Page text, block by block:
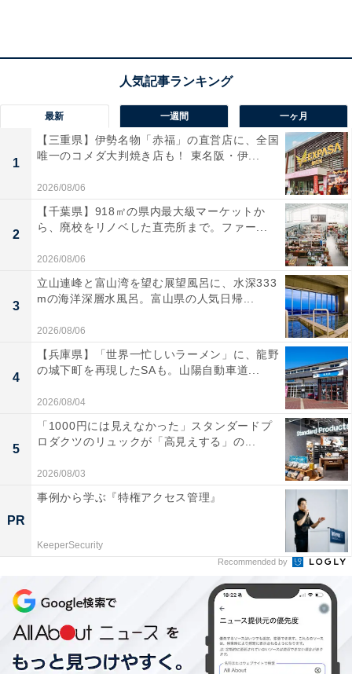
常に春夏秋冬が映し出される広場は、歩いてもOK。花の
上を歩くと、人の動きに反応して蝶が現れる仕掛けが！
山下公園で明日12/1から「胡蝶をめぐる季節〜ヨル
蜷川実花さんとヨルノヨがコラボした作品で、四季
の花々の映像の上に人の動きに反応して美しい蝶が
現れます。 #yokohama #横浜 #ヨルノヨ
— 横浜ウォッチャー (@yukaritanabe)
これは、ソニーセミコンダクタソリューションズによる
「SPAD ToF方式距離センサー」を搭載したLiDAR（＝
Light Detection And Ranging、光を用いたリモートセン
シング技術の1つ）を2台設置し、おまつり広場内の2500
最新 一週間 一ヶ月
1
【三重県】伊勢名物「赤福」の直営店に、全国
唯一のコメダ大判焼き店も！ 東名阪・伊...
2026/08/06
2
【千葉県】918㎡の県内最大級マーケットか
ら、廃校をリノベした直売所まで。ファー...
2026/08/06
3
立山連峰と富山湾を望む展望風呂に、水深333
mの海洋深層水風呂。富山県の人気日帰...
2026/08/06
4
【兵庫県】「世界一忙しいラーメン」に、龍野
の城下町を再現したSAも。山陽自動車道...
2026/08/04
5
「1000円には見えなかった」スタンダードプ
ロダクツのリュックが「高見えする」の...
2026/08/03
PR
事例から学ぶ『特権アクセス管理』
KeeperSecurity
Recommended by